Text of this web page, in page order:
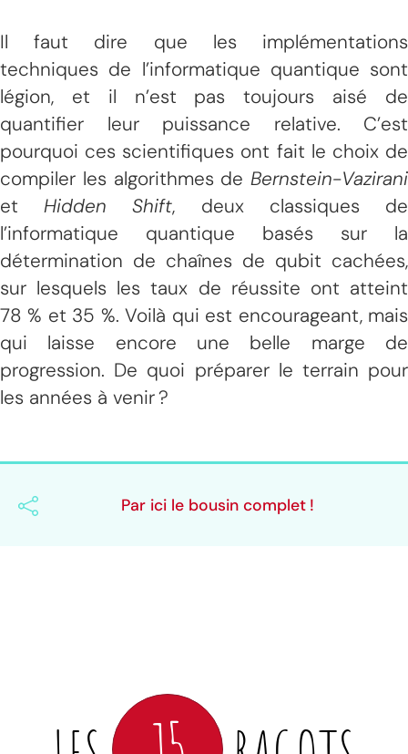
Il faut dire que les implémentations
techniques de l’informatique quantique sont
légion, et il n’est pas toujours aisé de
quantifier leur puissance relative. C’est
pourquoi ces scientifiques ont fait le choix de
compiler les algorithmes de Bernstein-Vazirani
etHidden Shift, deux classiques de
l’informatique quantique basés sur la
détermination de chaînes de qubit cachées,
sur lesquels les taux de réussite ont atteint
78 % et 35 %. Voilà qui est encourageant, mais
qui laisse encore une belle marge de
progression. De quoi préparer le terrain pour
les années à venir ?
Par ici le bousin complet !